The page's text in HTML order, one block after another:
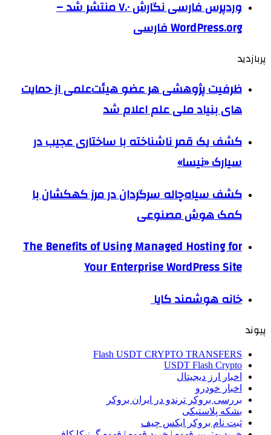
وردپرس فارسی نگارش ۷.۰ منتشر شد –
WordPress.org فارسی
پربازدید
ظرفیت پژوهشی هر عضو هیئت‌علمی از حمایت
های بنیاد ملی علم اعلام شد
کشف یک قمر ناشناخته با ساختاری عجیب در
سیارک «نیسا»
کشف سیاه‌چاله سرگردان در مرز کهکشان با
کمک هوش مصنوعی
The Benefits of Using Managed Hosting for
Your Enterprise WordPress Site
خانه هوشمند کایا
پیوند
Flash USDT CRYPTO TRANSFERS
USDT Flash Crypto
اخبار ارز دیجیتال
اخبار خودرو
بررسی بروکر ترندو در ایران بروکر
بشکه پلاستیکی
ثبت نام بروکر ایکس چیف